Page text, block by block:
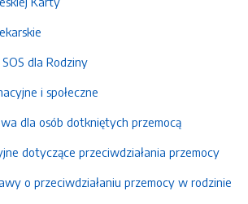
dla Rodziny
i społeczne
dla osób dotkniętych przemocą
dotyczące przeciwdziałania przemocy
o przeciwdziałaniu przemocy w rodzinie